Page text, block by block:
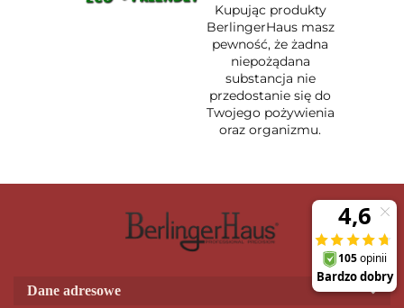
Kupując produkty
BerlingerHaus masz
pewność, że żadna
niepożądana
substancja nie
przedostanie się do
Twojego pożywienia
oraz organizmu.
Dane adresowe